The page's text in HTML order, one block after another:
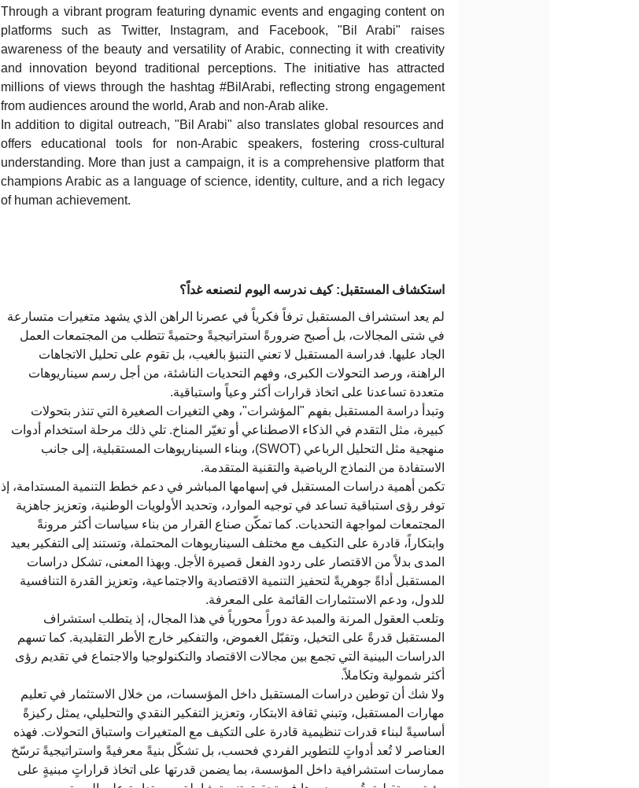
Through a vibrant program featuring dynamic events and engaging content on
platforms such as Twitter, Instagram, and Facebook, "Bil Arabi" raises
awareness of the beauty and versatility of Arabic, connecting it with creativity
and innovation beyond traditional perceptions. The initiative has attracted
millions of views through the hashtag #BilArabi, reflecting strong engagement
from audiences around the world, Arab and non-Arab alike.
In addition to digital outreach, "Bil Arabi" also translates global resources and
offers educational tools for non-Arabic speakers, fostering cross-cultural
understanding. More than just a campaign, it is a comprehensive platform that
champions Arabic as a language of science, identity, culture, and a rich legacy
of human achievement.
استكشاف المستقبل: كيف ندرسه اليوم لنصنعه غداً؟
لم يعد استشراف المستقبل ترفاً فكرياً في عصرنا الراهن الذي يشهد متغيرات متسارعة
في شتى المجالات، بل أصبح ضرورةً استراتيجيةً وحتميةً تتطلب من المجتمعات العمل
الجاد عليها. فدراسة المستقبل لا تعني التنبؤ بالغيب، بل تقوم على تحليل الاتجاهات
الراهنة، ورصد التحولات الكبرى، وفهم التحديات الناشئة، من أجل رسم سيناريوهات
متعددة تساعدنا على اتخاذ قرارات أكثر وعياً واستباقية.
وتبدأ دراسة المستقبل بفهم "المؤشرات"، وهي التغيرات الصغيرة التي تنذر بتحولات
كبيرة، مثل التقدم في الذكاء الاصطناعي أو تغيّر المناخ. تلي ذلك مرحلة استخدام أدوات
منهجية مثل التحليل الرباعي (SWOT)، وبناء السيناريوهات المستقبلية، إلى جانب
الاستفادة من النماذج الرياضية والتقنية المتقدمة.
تكمن أهمية دراسات المستقبل في إسهامها المباشر في دعم خطط التنمية المستدامة، إذ
توفر رؤى استباقية تساعد في توجيه الموارد، وتحديد الأولويات الوطنية، وتعزيز جاهزية
المجتمعات لمواجهة التحديات. كما تمكّن صناع القرار من بناء سياسات أكثر مرونةً
وابتكاراً، قادرة على التكيف مع مختلف السيناريوهات المحتملة، وتستند إلى التفكير بعيد
المدى بدلاً من الاقتصار على ردود الفعل قصيرة الأجل. وبهذا المعنى، تشكل دراسات
المستقبل أداةً جوهريةً لتحفيز التنمية الاقتصادية والاجتماعية، وتعزيز القدرة التنافسية
للدول، ودعم الاستثمارات القائمة على المعرفة.
وتلعب العقول المرنة والمبدعة دوراً محورياً في هذا المجال، إذ يتطلب استشراف
المستقبل قدرةً على التخيل، وتقبّل الغموض، والتفكير خارج الأطر التقليدية. كما تسهم
الدراسات البينية التي تجمع بين مجالات الاقتصاد والتكنولوجيا والاجتماع في تقديم رؤى
أكثر شمولية وتكاملاً.
ولا شك أن توطين دراسات المستقبل داخل المؤسسات، من خلال الاستثمار في تعليم
مهارات المستقبل، وتبني ثقافة الابتكار، وتعزيز التفكير النقدي والتحليلي، يمثل ركيزةً
أساسيةً لبناء قدرات تنظيمية قادرة على التكيف مع المتغيرات واستباق التحولات. فهذه
العناصر لا تُعد أدواتٍ للتطوير الفردي فحسب، بل تشكّل بنيةً معرفيةً واستراتيجيةً ترسّخ
ممارسات استشرافية داخل المؤسسة، بما يضمن قدرتها على اتخاذ قراراتٍ مبنيةٍ على